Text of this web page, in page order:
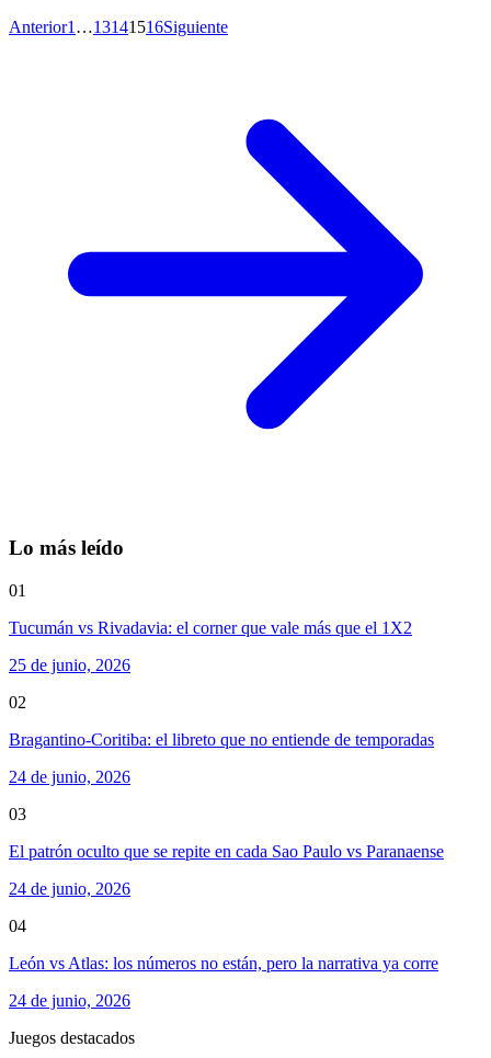
Anterior1 …13141516Siguiente
Lo más leído
01
Tucumán vs Rivadavia: el corner que vale más que el 1X2
25 de junio, 2026
02
Bragantino-Coritiba: el libreto que no entiende de temporadas
24 de junio, 2026
03
El patrón oculto que se repite en cada Sao Paulo vs Paranaense
24 de junio, 2026
04
León vs Atlas: los números no están, pero la narrativa ya corre
24 de junio, 2026
Juegos destacados